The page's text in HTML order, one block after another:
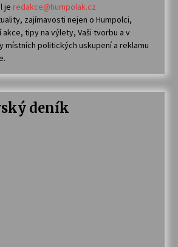
je redakce@humpolak.cz
zajímavosti nejen o Humpolci,
tipy na výlety, Vaši tvorbu a v
místních politických uskupení a reklamu
deník